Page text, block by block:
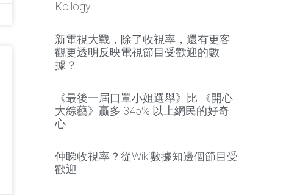
Kollogy
新電視大戰，除了收視率，還有更客
觀更透明反映電視節目受歡迎的數
據？
《最後一屆口罩小姐選舉》比 《開心
大綜藝》贏多 345% 以上網民的好奇
心
仲睇收視率？從Wiki數據知邊個節目受
歡迎